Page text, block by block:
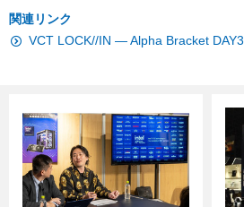
関連リンク
VCT LOCK//IN — Alpha Bracket DAY3